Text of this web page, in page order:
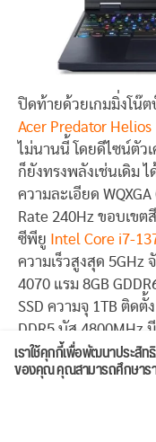
ปิดท้ายด้วยเกมมิ่งโน๊ต
Acer Predator
ไม่นานนี้ โดยดีไซน์ตัว
ก็ยังทรงพลังเช่นเดิม
ความละเอียด
Rate 240Hz ขอบเขต
ซีพียู
Intel Core i7-
ความเร็วสูงสุด 5GHz
4070 แรม 8GB
SSD ความจุ 1TB ติดตั้
DDR5 บัส 4800MHz
x 3, HDMI x 1, LAN x
มาตรฐาน 802.11ax
เล็กน้อยเป็น 2.6 กิโล
ตระกูล Predator เพื่อ
เราใช้คุกกี้เพื่อพัฒนาประสิท
ของคุณ คุณสามารถศึกษาร